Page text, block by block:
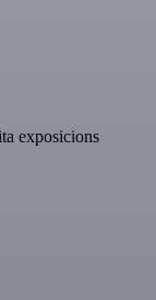
exposicions